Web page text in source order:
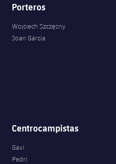
Porteros
Wojciech Szczęsny
Joan Garcia
Centrocampistas
Gavi
Pedri